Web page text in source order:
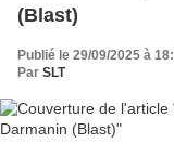
(Blast)
Publié le 29/09/2025 à
Par SLT